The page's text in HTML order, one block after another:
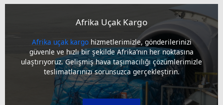
Afrika Uçak Kargo
Afrika uçak kargohizmetlerimizle, gönderilerinizi
güvenle ve hızlı bir şekilde Afrika’nın her noktasına
ulaştırıyoruz. Gelişmiş hava taşımacılığı çözümlerimizle
teslimatlarınızı sorunsuzca gerçekleştirin.